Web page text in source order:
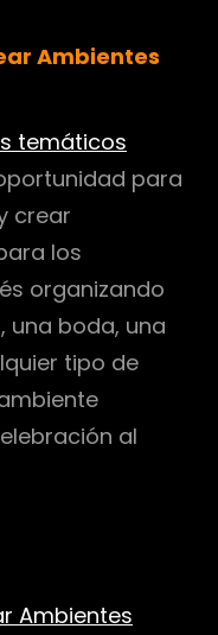
Ambientes
temáticos
para
crear
los
organizando
una boda, una
tipo de
al
Ambientes